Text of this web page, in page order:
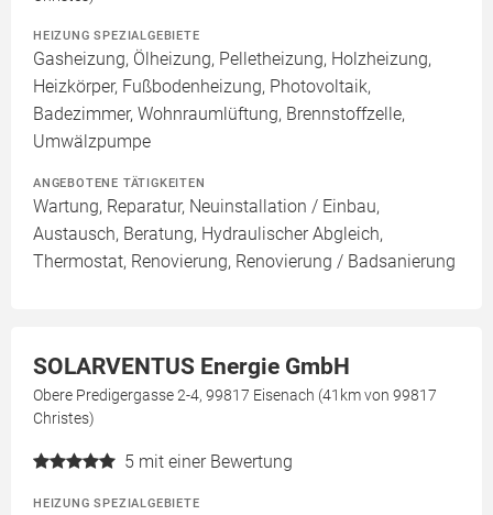
HEIZUNG SPEZIALGEBIETE
Gasheizung, Ölheizung, Pelletheizung, Holzheizung,
Heizkörper, Fußbodenheizung, Photovoltaik,
Badezimmer, Wohnraumlüftung, Brennstoffzelle,
Umwälzpumpe
ANGEBOTENE TÄTIGKEITEN
Wartung, Reparatur, Neuinstallation / Einbau,
Austausch, Beratung, Hydraulischer Abgleich,
Thermostat, Renovierung, Renovierung / Badsanierung
SOLARVENTUS Energie GmbH
Obere Predigergasse 2-4, 99817 Eisenach (41km von 99817
Christes)
5 mit einer Bewertung
HEIZUNG SPEZIALGEBIETE